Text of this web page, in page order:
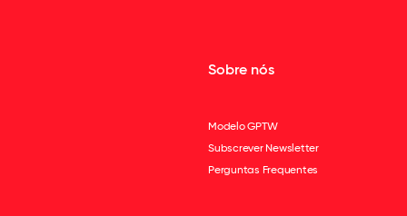
Sobre nós
Modelo GPTW
Subscrever Newsletter
Perguntas Frequentes